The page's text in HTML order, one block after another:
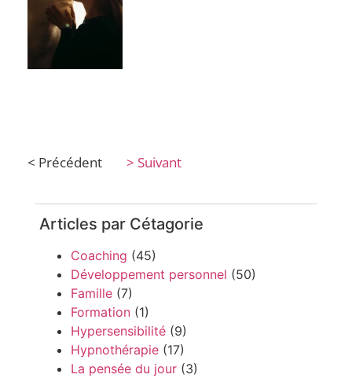
< Précédent > Suivant
Articles par Cétagorie
Coaching (45)
Développement personnel (50)
Famille (7)
Formation (1)
Hypersensibilité (9)
Hypnothérapie (17)
La pensée du jour (3)